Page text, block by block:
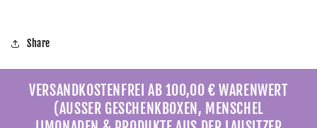
Share
VERSANDKOSTENFREI AB 100,00 € WARENWERT
(AUSSER GESCHENKBOXEN, MENSCHEL